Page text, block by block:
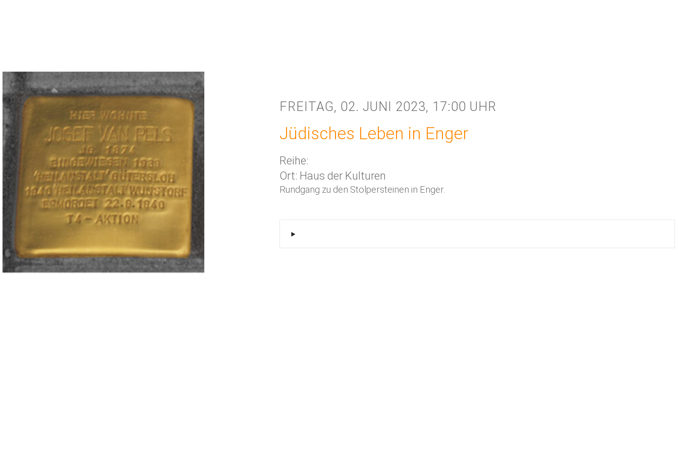
FREITAG, 02. JUNI 2023, 17:00 UHR
Jüdisches Leben in Enger
Reihe:
Ort: Haus der Kulturen
Rundgang zu den Stolpersteinen in Enger.